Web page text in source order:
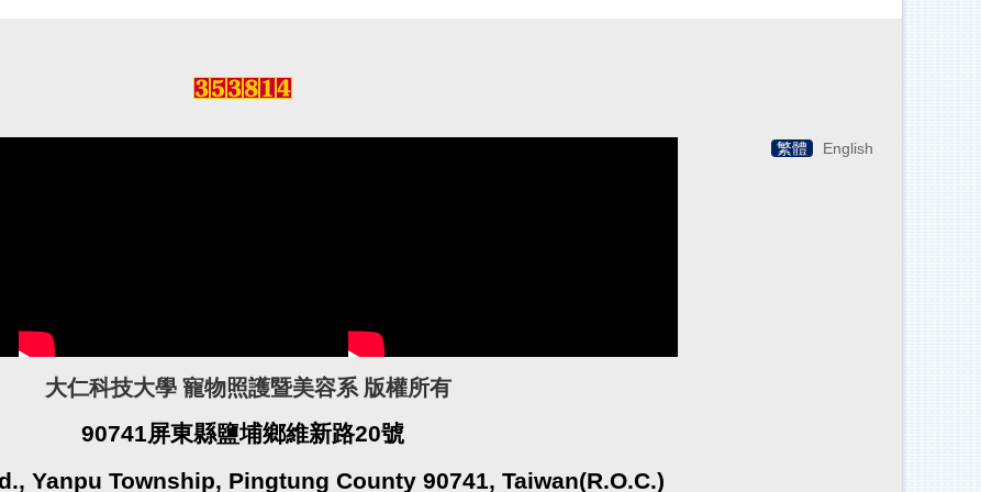
繁體 English
大仁科技大學 寵物照護暨美容系 版權所有
90741屏東縣鹽埔鄉維新路20號
Yanpu Township, Pingtung County 90741, Taiwan(R.O.C.)